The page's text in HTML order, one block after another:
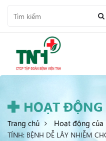
HOẠT ĐỘNG
Trang chủ Hoạt động của
TÍNH: BỆNH DỄ LÂY NHIỄM